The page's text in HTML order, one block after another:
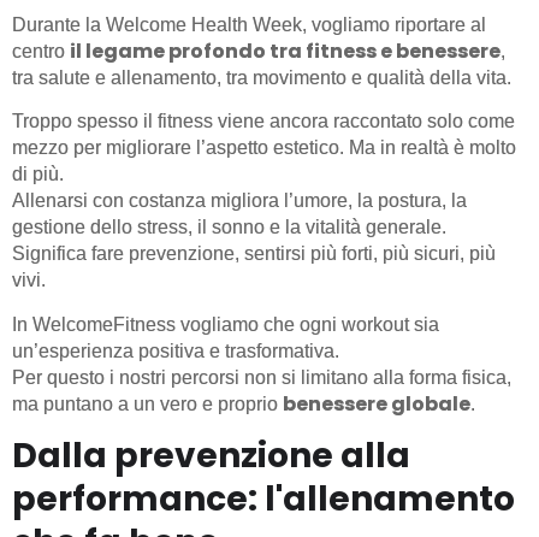
Durante la Welcome Health Week, vogliamo riportare al
centro il legame profondo tra fitness e benessere,
tra salute e allenamento, tra movimento e qualità della vita.
Troppo spesso il fitness viene ancora raccontato solo come
mezzo per migliorare l’aspetto estetico. Ma in realtà è molto
di più.
Allenarsi con costanza migliora l’umore, la postura, la
gestione dello stress, il sonno e la vitalità generale.
Significa fare prevenzione, sentirsi più forti, più sicuri, più
vivi.
In WelcomeFitness vogliamo che ogni workout sia
un’esperienza positiva e trasformativa.
Per questo i nostri percorsi non si limitano alla forma fisica,
ma puntano a un vero e proprio benessere globale.
Dalla prevenzione alla
performance: l'allenamento